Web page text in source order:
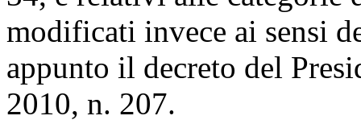
modificati invece ai sensi
appunto il decreto del
2010, n. 207.